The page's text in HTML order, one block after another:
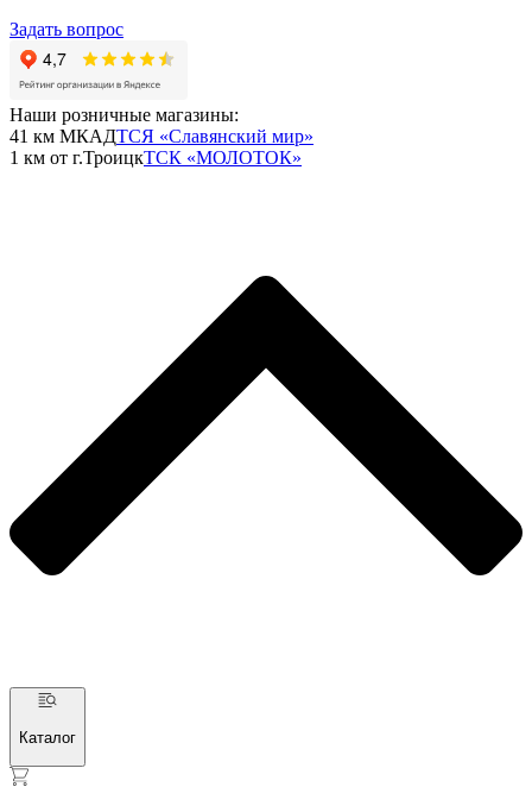
Задать вопрос
Наши розничные магазины:
41 км МКАДТСЯ «Славянский мир»
1 км от г.ТроицкТСК «МОЛОТОК»
Каталог